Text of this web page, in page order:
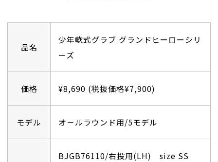
品名
少年軟式グラブ グランドヒーローシリ
ーズ
価格 ¥8,690 (税抜価格¥7,900)
モデル オ－ルラウンド用/5モデル
BJGB76110/右投用(LH) size SS